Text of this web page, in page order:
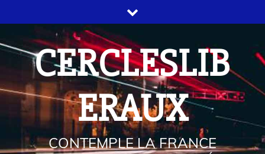
CERCLESLIB
ERAUX
CONTEMPLE LA FRANCE